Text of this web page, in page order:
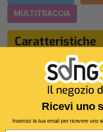
MULTITRACCIA
Caratteristiche
Interprete Originale:
Cantautori
L.Dalla
3 Min 56 Sec
Segnatura:4/4
Ricevi uno
Inserisci la tua email per ricevere uno